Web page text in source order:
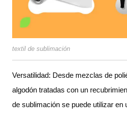
textil de sublimación
Versatilidad: Desde mezclas de
algodón tratadas con un
de sublimación se puede utilizar en